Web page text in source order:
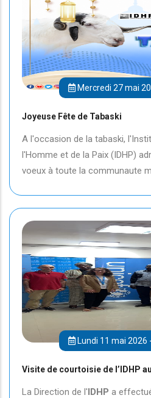
Mercredi 27 mai
Joyeuse Fête de Tabaski
A l'occasion de la tabaski,
l'Homme et de la Paix (IDHP)
voeux à toute la communaute
Lundi 11 mai 2026
Visite de courtoisie de l’IDHP
La Direction de l'IDHP a